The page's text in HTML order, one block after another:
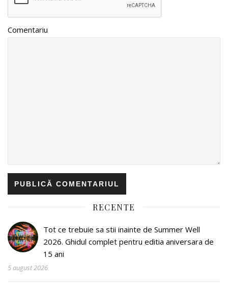
Comentariu
RECENTE
Tot ce trebuie sa stii inainte de Summer Well
2026. Ghidul complet pentru editia aniversara de
15 ani
5 august 2026